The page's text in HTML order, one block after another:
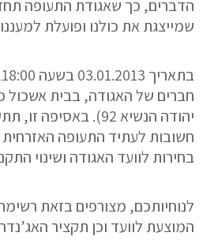
הדברים, כך שאגודת התעופה
שמייצגת את כולנו ופועלת
חברים של האגודה, בבית אשכול
יהודה הנשיא 92).
חשובות לעתיד התעופה
בחירות לוועד האגודה ושינוי
לנוחיותכם, מצורפים בזאת
המוצעת לוועד וכן תקציר